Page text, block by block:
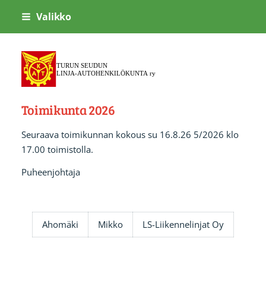
Siirry
Valikko
Turun Seudun Linja-
Toimikunta 2026
Seuraava toimikunnan kokous su 16.8.26 5/2026 klo
17.00 toimistolla.
Puheenjohtaja
Ahomäki Mikko LS-Liikennelinjat Oy